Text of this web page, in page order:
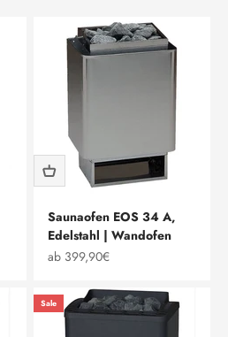
Saunaofen EOS 34 A,
Edelstahl | Wandofen
Angebot
ab 399,90€
Sale